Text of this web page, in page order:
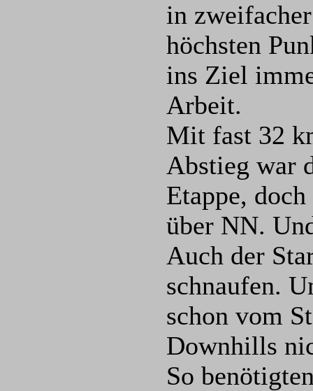
in
höchsten
ins Ziel
Arbeit.
Mit fast 32
Abstieg war
Etappe,
über NN.
Auch der
schnaufen.
schon vom
Downhills
So